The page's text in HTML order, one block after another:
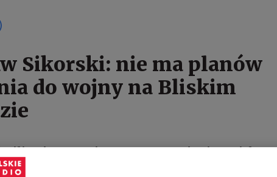
Sikorski: nie ma planów
do wojny na Bliskim
wojnę u granic, agresywną Rosję z imperialną
która wysyła drony w naszą przestrzeń